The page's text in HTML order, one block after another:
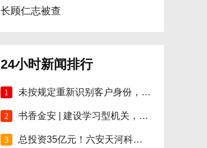
长顾仁志被查
24小时新闻排行
1 未按规定重新识别客户身份，安徽明光农商行
2 书香金安 | 建设学习型机关，孙岗这样做！
3 总投资35亿元！六安天河科技学院项目开工！